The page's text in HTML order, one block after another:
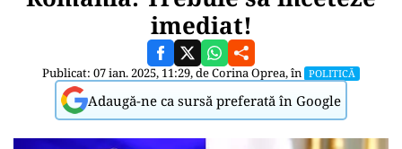
imediat!
Publicat: 07 ian. 2025, 11:29, deCorina Oprea, în POLITICĂ
Adaugă-ne ca sursă preferată în Google